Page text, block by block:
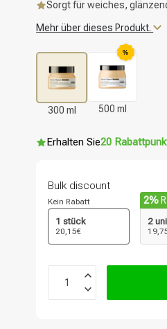
Sorgt für weiches,
Mehr über dieses Produkt.
300 ml
%
500 ml
Erhalten Sie20
Bulk discount
Kein Rabatt
1 stück
20,15€
2%
2